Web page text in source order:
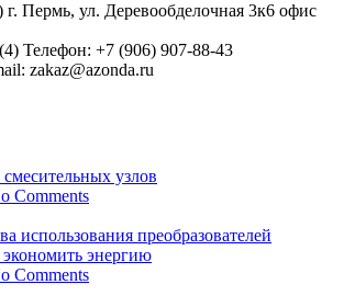
г. Пермь, ул. Деревообделочная 3к6 офис
Телефон: +7 (906) 907-88-43
zakaz@azonda.ru
узлов
Comments
использования преобразователей
экономить энергию
Comments